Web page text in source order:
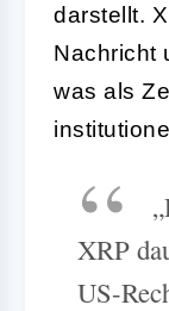
darstellt.
Nachricht
was als
XRP
US-